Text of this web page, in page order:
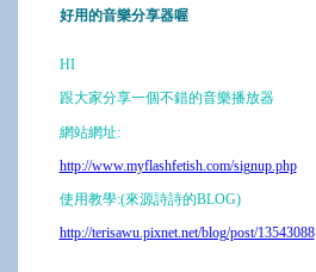
好用的音樂分享器喔
HI
跟大家分享一個不錯的音樂播放器
網站網址:
http://www.myflashfetish.com/signup.php
使用教學:(來源詩詩的BLOG)
http://terisawu.pixnet.net/blog/post/13543088